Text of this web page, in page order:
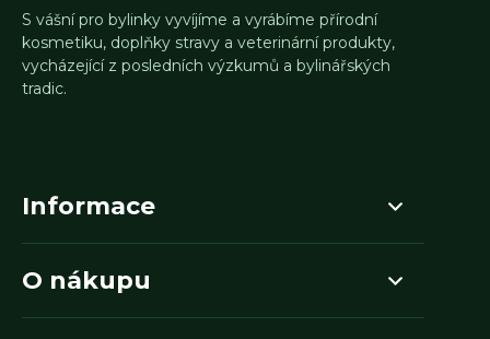
S vášní pro bylinky vyvíjíme a vyrábíme přírodní
kosmetiku, doplňky stravy a veterinární produkty,
vycházející z posledních výzkumů a bylinářských
tradic.
Informace
O nákupu